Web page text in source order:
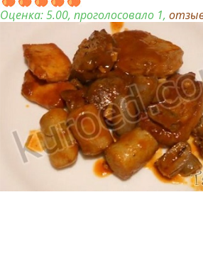
Оценка:5.00, проголосовало 1,